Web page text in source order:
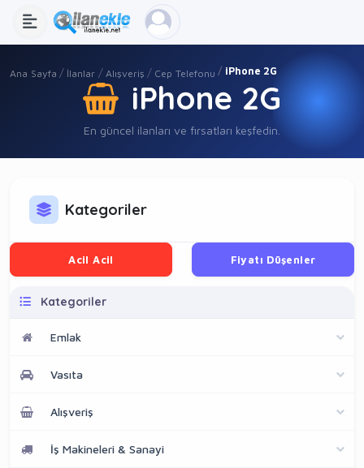
Ana Sayfa İlanlar Alışveriş Cep Telefonu iPhone 2G
iPhone 2G
En güncel ilanları ve fırsatları keşfedin.
Kategoriler
Acil Acil Fiyatı Düşenler
Kategoriler
Emlak
Vasıta
Alışveriş
İş Makineleri & Sanayi